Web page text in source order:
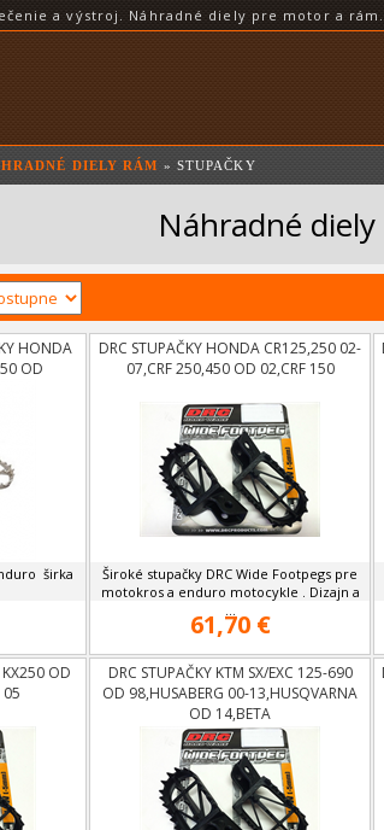
a výstroj. Náhradné diely pre motor a
DIELY RÁM » STUPAČKY
Náhradné
HONDA
OD
širka
DRC STUPAČKY HONDA CR125,250 02-
07,CRF 250,450 OD 02,CRF 150
Široké stupačky DRC Wide Footpegs pre
motokros a enduro motocykle . Dizajn a
...
61,70 €
KX250 OD
05
DRC STUPAČKY KTM SX/EXC 125-690
OD 98,HUSABERG 00-13,HUSQVARNA
OD 14,BETA